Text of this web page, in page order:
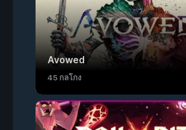
Avowed
45 กลโกง